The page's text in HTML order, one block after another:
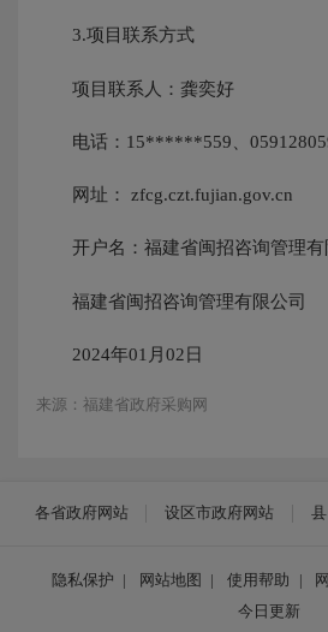
3.项目联系方式
项目联系人：龚奕好
电话：15******559、
网址： zfcg.czt.fujian.gov.cn
开户名：福建省闽招咨询管理有
福建省闽招咨询管理有限公司
2024年01月02日
来源：福建省政府采购网
各省政府网站 设区市政府网站 县
隐私保护 | 网站地图 | 使用帮助 |
今日更新